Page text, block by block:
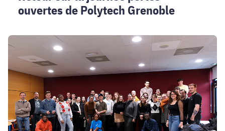
ouvertes de Polytech Grenoble
Retour
la
journée
des
ancien·nes
de
la